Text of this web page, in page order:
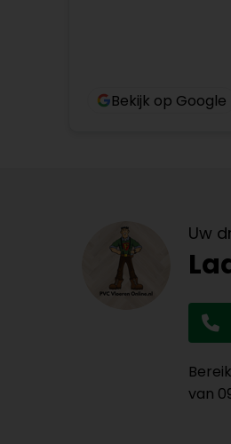
Bekijk op Google
Uw
van